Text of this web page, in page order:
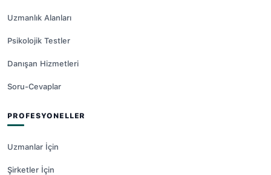
Uzmanlık Alanları
Psikolojik Testler
Danışan Hizmetleri
Soru-Cevaplar
PROFESYONELLER
Uzmanlar İçin
Şirketler İçin